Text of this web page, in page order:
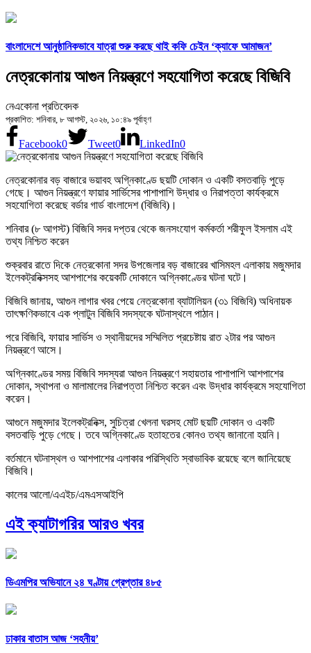
বাংলাদেশে আনুষ্ঠানিকভাবে যাত্রা শুরু করছে থাই কফি চেইন ‘ক্যাফে আমাজন’
নেত্রকোনায় আগুন নিয়ন্ত্রণে সহযোগিতা করেছে বিজিবি
নেএকোনা প্রতিবেদক
প্রকাশিত: শনিবার, ৮ আগস্ট, ২০২৬, ১০:৪৯ পূর্বাহ্ণ
Facebook0 Tweet0 LinkedIn0
নেত্রকোনার বড় বাজারে ভয়াবহ অগ্নিকাণ্ডে ছয়টি দোকান ও একটি বসতবাড়ি পুড়ে
গেছে। আগুন নিয়ন্ত্রণে ফায়ার সার্ভিসের পাশাপাশি উদ্ধার ও নিরাপত্তা কার্যক্রমে
সহযোগিতা করেছে বর্ডার গার্ড বাংলাদেশ (বিজিবি)।
শনিবার (৮ আগস্ট) বিজিবি সদর দপ্তর থেকে জনসংযোগ কর্মকর্তা শরীফুল ইসলাম এই
তথ্য নিশ্চিত করেন
শুক্রবার রাতে দিকে নেত্রকোনা সদর উপজেলার বড় বাজারের খাসিমহল এলাকায় মজুমদার
ইলেকট্রনিক্সসহ আশপাশের কয়েকটি দোকানে অগ্নিকাণ্ডের ঘটনা ঘটে।
বিজিবি জানায়, আগুন লাগার খবর পেয়ে নেত্রকোনা ব্যাটালিয়ন (৩১ বিজিবি) অধিনায়ক
তাৎক্ষণিকভাবে এক প্লাটুন বিজিবি সদস্যকে ঘটনাস্থলে পাঠান।
পরে বিজিবি, ফায়ার সার্ভিস ও স্থানীয়দের সম্মিলিত প্রচেষ্টায় রাত ২টার পর আগুন
নিয়ন্ত্রণে আসে।
অগ্নিকাণ্ডের সময় বিজিবি সদস্যরা আগুন নিয়ন্ত্রণে সহায়তার পাশাপাশি আশপাশের
দোকান, স্থাপনা ও মালামালের নিরাপত্তা নিশ্চিত করেন এবং উদ্ধার কার্যক্রমে সহযোগিতা
করেন।
আগুনে মজুমদার ইলেকট্রনিক্স, সুচিত্রা খেলনা ঘরসহ মোট ছয়টি দোকান ও একটি
বসতবাড়ি পুড়ে গেছে। তবে অগ্নিকাণ্ডে হতাহতের কোনও তথ্য জানানো হয়নি।
বর্তমানে ঘটনাস্থল ও আশপাশের এলাকার পরিস্থিতি স্বাভাবিক রয়েছে বলে জানিয়েছে
বিজিবি।
কালের আলো/এএইচ/এমএসআইপি
এই ক্যাটাগরির আরও খবর
ডিএমপির অভিযানে ২৪ ঘণ্টায় গ্রেপ্তার ৪৮৫
ঢাকার বাতাস আজ ‘সহনীয়’